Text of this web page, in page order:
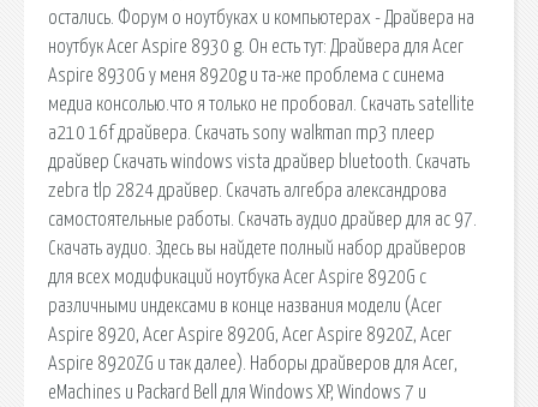
остались. Форум о ноутбуках и компьютерах - Драйвера на
ноутбук Acer Aspire 8930 g. Он есть тут: Драйвера для Acer
Aspire 8930G у меня 8920g и та-же проблема с синема
медиа консолью.что я только не пробовал. Скачать satellite
a210 16f драйвера. Скачать sony walkman mp3 плеер
драйвер Скачать windows vista драйвер bluetooth. Скачать
zebra tlp 2824 драйвер. Скачать алгебра александрова
самостоятельные работы. Скачать аудио драйвер для ас 97.
Скачать аудио. Здесь вы найдете полный набор драйверов
для всех модификаций ноутбука Acer Aspire 8920G с
различными индексами в конце названия модели (Acer
Aspire 8920, Acer Aspire 8920G, Acer Aspire 8920Z, Acer
Aspire 8920ZG и так далее). Наборы драйверов для Acer,
eMachines и Packard Bell для Windows XP, Windows 7 и